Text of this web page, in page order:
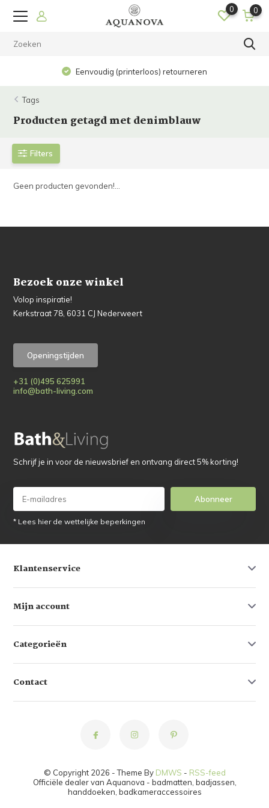
0 0
Eenvoudig (printerloos) retourneren
Tags
Producten getagd met denimblauw
Filters
Geen producten gevonden!...
Bezoek onze winkel
Volop inspiratie!
Kerkstraat 78, 6031 CJ Nederweert
Openingstijden
+31 (0)495 625991
info@bath-living.com
Schrijf je in voor de nieuwsbrief en ontvang direct 5% korting!
Abonneer
* Lees hier de wettelijke beperkingen
Klantenservice
Mijn account
Categorieën
Contact
© Copyright 2026 - Theme By DMWS - RSS-feed
Officiële dealer van Aquanova - badmatten, badjassen,
handdoeken, badkameraccessoires